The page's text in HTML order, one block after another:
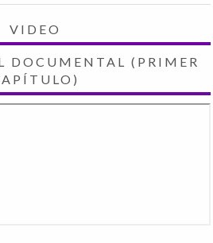
VIDEO
DOCUMENTAL (PRIMER